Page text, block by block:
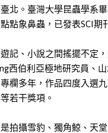
北。臺灣大學昆蟲學系
點象鼻蟲，已發表SCI期
記、小說之間搖擺不定
西伯利亞極地研究員、
欄多年，作品四度入選
若干獎項。
拍攝雪豹、獨角鯨、天